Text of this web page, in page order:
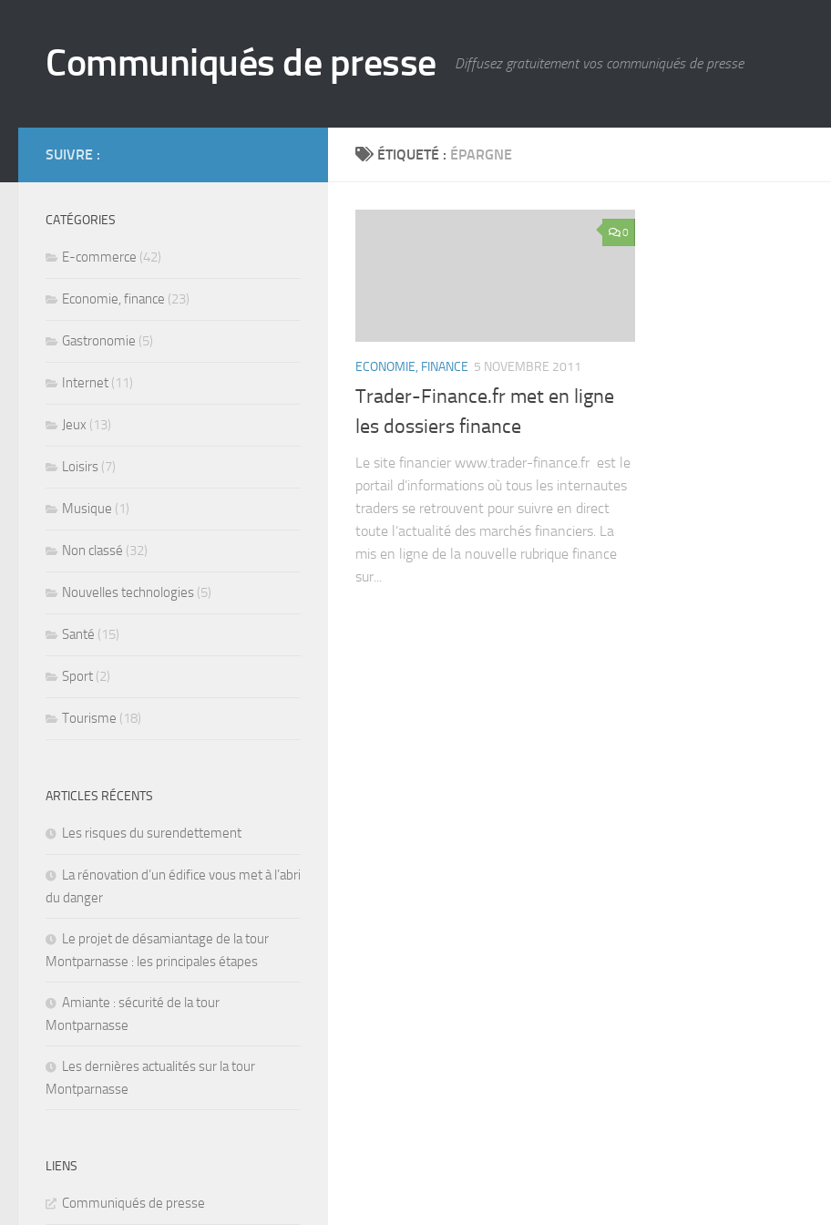
Communiqués de presse Diffusez gratuitement vos communiqués de presse
ÉTIQUETÉ : ÉPARGNE
0
ECONOMIE, FINANCE 5 NOVEMBRE 2011
Trader-Finance.fr met en ligne
les dossiers finance
Le site financier www.trader-finance.fr est le
portail d’informations où tous les internautes
traders se retrouvent pour suivre en direct
toute l’actualité des marchés financiers. La
mis en ligne de la nouvelle rubrique finance
sur...
SUIVRE :
CATÉGORIES
E-commerce (42)
Economie, finance (23)
Gastronomie (5)
Internet (11)
Jeux (13)
Loisirs (7)
Musique (1)
Non classé (32)
Nouvelles technologies (5)
Santé (15)
Sport (2)
Tourisme (18)
ARTICLES RÉCENTS
Les risques du surendettement
La rénovation d’un édifice vous met à l’abri
du danger
Le projet de désamiantage de la tour
Montparnasse : les principales étapes
Amiante : sécurité de la tour
Montparnasse
Les dernières actualités sur la tour
Montparnasse
LIENS
Communiqués de presse